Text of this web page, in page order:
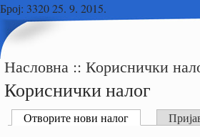
Број: 3320 25. 9. 2015.
Насловна :: Кориснички
Кориснички налог
Отворите нови налог